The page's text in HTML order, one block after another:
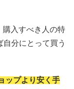
購入すべき人の特
分にとって買う
ップより安く手